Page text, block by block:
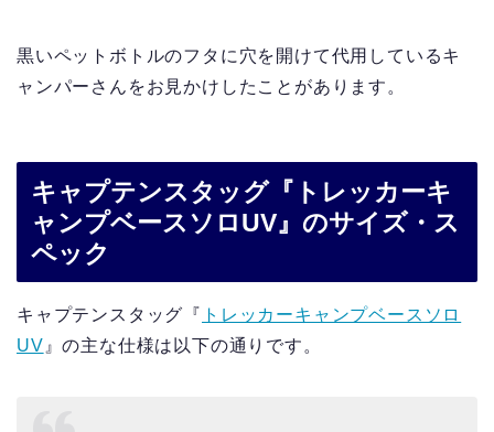
黒いペットボトルのフタに穴を開けて代用しているキ
ャンパーさんをお見かけしたことがあります。
キャプテンスタッグ『トレッカーキ
ャンプベースソロUV』のサイズ・ス
ペック
キャプテンスタッグ『 トレッカーキャンプベースソロ
UV 』の主な仕様は以下の通りです。